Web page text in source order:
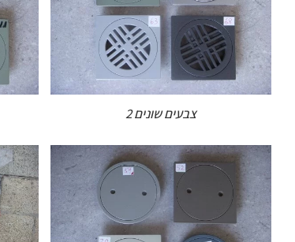
צבעים שונים 2